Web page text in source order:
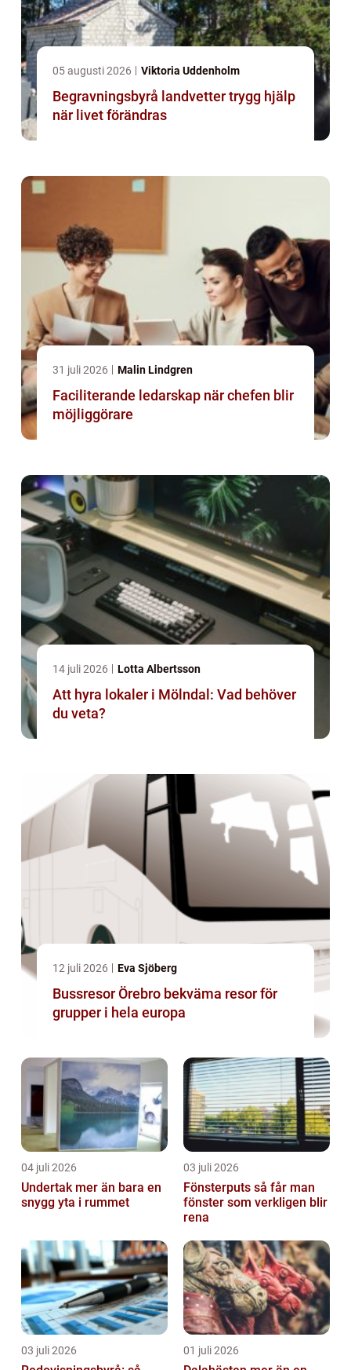
05 augusti 2026 Viktoria Uddenholm
Begravningsbyrå landvetter trygg hjälp
när livet förändras
31 juli 2026 Malin Lindgren
Faciliterande ledarskap när chefen blir
möjliggörare
14 juli 2026 Lotta Albertsson
Att hyra lokaler i Mölndal: Vad behöver
du veta?
12 juli 2026 Eva Sjöberg
Bussresor Örebro bekväma resor för
grupper i hela europa
04 juli 2026
Undertak mer än bara en
snygg yta i rummet
03 juli 2026
Fönsterputs så får man
fönster som verkligen blir
rena
03 juli 2026 01 juli 2026